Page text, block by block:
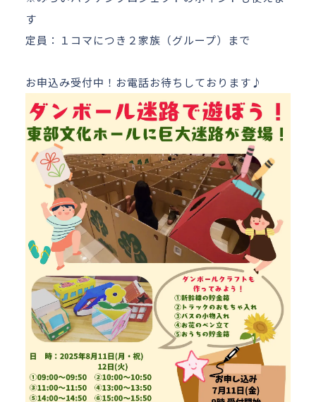
す
定員：１コマにつき２家族（グループ）まで
お申込み受付中！お電話お待ちしております♪